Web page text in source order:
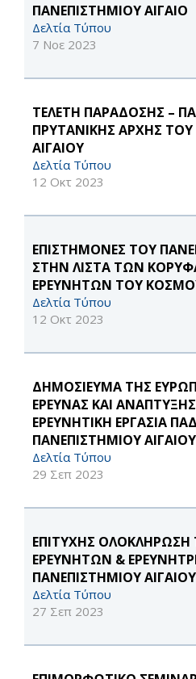
ΠΑΝΕΠΙΣΤΗΜΙΟΥ ΑΙΓΑΙΟ
Δελτία Τύπου
7 Νοε 2023
ΤΕΛΕΤΗ ΠΑΡΑΔΟΣΗΣ –
ΠΡΥΤΑΝΙΚΗΣ ΑΡΧΗΣ
ΑΙΓΑΙΟΥ
Δελτία Τύπου
12 Οκτ 2023
ΕΠΙΣΤΗΜΟΝΕΣ ΤΟΥ
ΣΤΗΝ ΛΙΣΤΑ ΤΩΝ
ΕΡΕΥΝΗΤΩΝ ΤΟΥ
Δελτία Τύπου
12 Οκτ 2023
ΔΗΜΟΣΙΕΥΜΑ ΤΗΣ
ΕΡΕΥΝΑΣ ΚΑΙ
ΕΡΕΥΝΗΤΙΚΗ ΕΡΓΑΣΙΑ
ΠΑΝΕΠΙΣΤΗΜΙΟΥ ΑΙΓΑΙΟΥ
Δελτία Τύπου
29 Σεπ 2023
ΕΠΙΤΥΧΗΣ ΟΛΟΚΛΗΡΩΣΗ
ΕΡΕΥΝΗΤΩΝ &
ΠΑΝΕΠΙΣΤΗΜΙΟΥ ΑΙΓΑΙΟΥ
Δελτία Τύπου
27 Σεπ 2023